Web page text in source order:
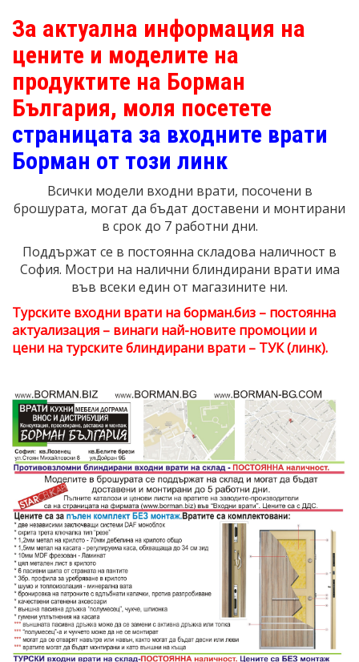
За актуална информация на
цените и моделите на
продуктите на Борман
България, моля посетете
страницата за входните врати
Борман от този линк
Всички модели входни врати, посочени в
брошурата, могат да бъдат доставени и монтирани
в срок до 7 работни дни.
Поддържат се в постоянна складова наличност в
София. Мостри на налични блиндирани врати има
във всеки един от магазините ни.
Турските входни врати на борман.биз – постоянна
актуализация – винаги най-новите промоции и
цени на турските блиндирани врати – ТУК (линк).